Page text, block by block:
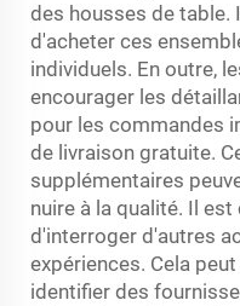
des housses de table.
d'acheter ces
individuels. En outre,
encourager les
pour les commandes
de livraison gratuite.
supplémentaires
nuire à la qualité. Il
d'interroger d'autres
expériences. Cela
identifier des